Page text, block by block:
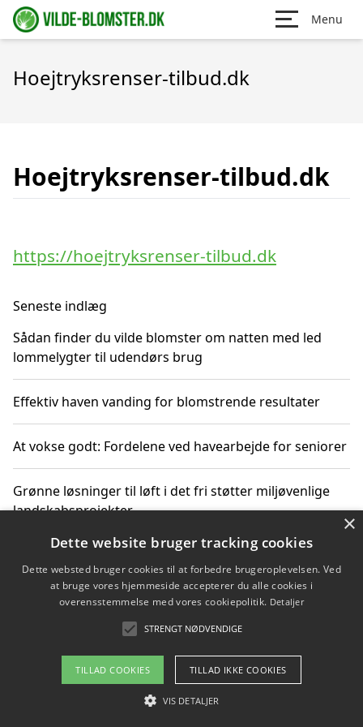
Menu
Hoejtryksrenser-tilbud.dk
Hoejtryksrenser-tilbud.dk
https://hoejtryksrenser-tilbud.dk
Seneste indlæg
Sådan finder du vilde blomster om natten med led
lommelygter til udendørs brug
Effektiv haven vanding for blomstrende resultater
At vokse godt: Fordelene ved havearbejde for seniorer
Grønne løsninger til løft i det fri støtter miljøvenlige
landskabsprojekter
Gør haven til et frirum for familien og naturen
Copyright 2026 - Pilanto Aps
Om / kontakt
Blog Betingelser
×
Dette website bruger tracking cookies
Dette websted bruger cookies til at forbedre brugeroplevelsen. Ved
at bruge vores hjemmeside accepterer du alle cookies i
overensstemmelse med vores cookiepolitik. Detaljer
STRENGT NØDVENDIGE
TILLAD COOKIES TILLAD IKKE COOKIES
VIS DETALJER